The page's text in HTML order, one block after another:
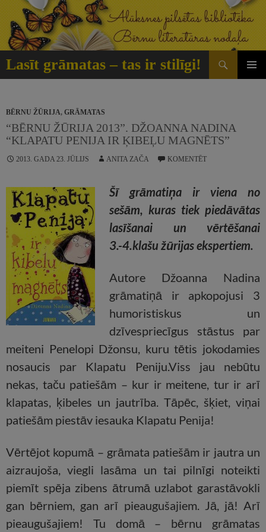
Doties
saturu
Lasīt grāmatas – tas ir stilīgi!
Meklēt
BĒRNU ŽŪRIJA, GRĀMATAS
“BĒRNU ŽŪRIJA 2013”. DŽOANNA NADINA
“KLAPATU PENIJA IR ĶIBEĻU MAGNĒTS”
2013. GADA 23. JŪLIJS ANITA ZAČA KOMENTĒT
Šī grāmatiņa ir viena no
sešām, kuras tiek piedāvātas
lasīšanai un vērtēšanai
3.-4.klašu žūrijas ekspertiem.
Autore Džoanna Nadina
grāmatiņā ir apkopojusi 3
humoristiskus un
dzīvespriecīgus stāstus par
meiteni Penelopi Džonsu, kuru tētis jokodamies
nosaucis par Klapatu Peniju.Viss jau nebūtu
nekas, taču patiešām – kur ir meitene, tur ir arī
klapatas, ķibeles un jautrība. Tāpēc, šķiet, viņai
patiešām piestāv iesauka Klapatu Penija!
Vērtējot kopumā – grāmata patiešām ir jautra un
aizraujoša, viegli lasāma un tai pilnīgi noteikti
piemīt spēja zibens ātrumā uzlabot garastāvokli
gan bērniem, gan arī pieaugušajiem. Jā, jā! Arī
pieaugušajiem! Tu domā – bērnu grāmatas